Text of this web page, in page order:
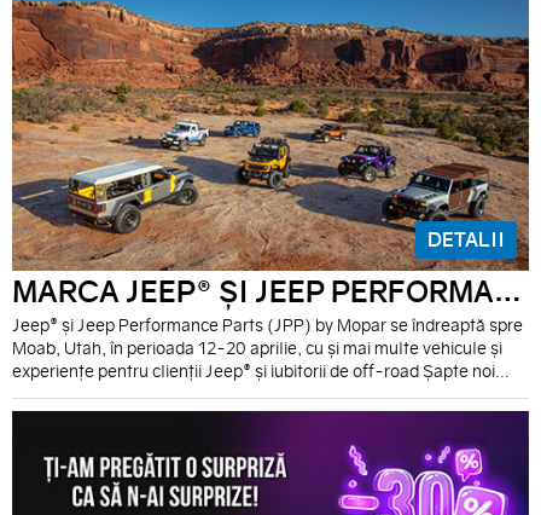
DETALII
MARCA JEEP® ȘI JEEP PERFORMANCE PARTS (JPP) BY MOPAR SE PREGĂTESC SĂ STRĂBATĂ ORAȘUL ȘI TRASEELE LA CEA DE-A 59-A EDIȚIE ANUALĂ A EASTER JEEP® SAFARI
Jeep® și Jeep Performance Parts (JPP) by Mopar se îndreaptă spre
Moab, Utah, în perioada 12-20 aprilie, cu și mai multe vehicule și
experiențe pentru clienții Jeep® și iubitorii de off-road Șapte noi
vehicule personalizate aduc un omagiu mărcii Jeep®, definind în
același timp viitorul off-road-ului Angajații Jeep® și cei ai JPP,
alături de Red Rock 4-Wheelers și Bureau of Land Management se
mobilizează pentru curățarea traseului Dome Plateau